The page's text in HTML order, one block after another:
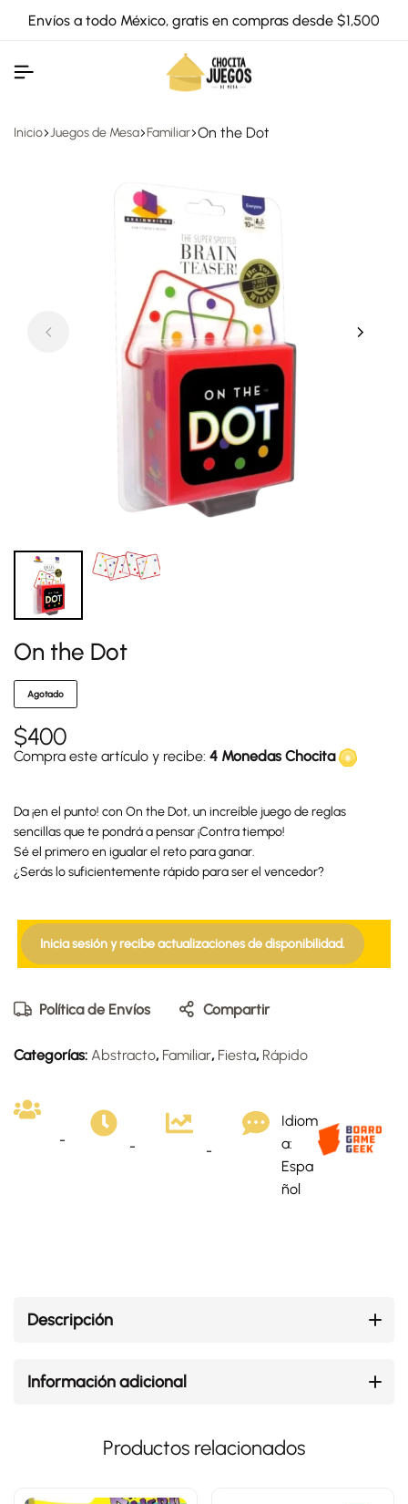
Envíos a todo México, gratis en compras desde $1,500
Inicio Juegos de Mesa Familiar On the Dot
On the Dot
Agotado
$400
Compra este artículo y recibe: 4 Monedas Chocita
Da ¡en el punto! con On the Dot, un increíble juego de reglas
sencillas que te pondrá a pensar ¡Contra tiempo!
Sé el primero en igualar el reto para ganar.
¿Serás lo suficientemente rápido para ser el vencedor?
Inicia sesión y recibe actualizaciones de disponibilidad.
Política de Envíos Compartir
Categorías: Abstracto, Familiar, Fiesta, Rápido
- - -
Idiom
a:
Espa
ñol
Descripción
Información adicional
Productos relacionados